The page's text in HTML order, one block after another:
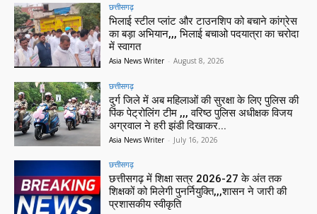
छत्तीसगढ़
भिलाई स्टील प्लांट और टाउनशिप को बचाने कांग्रेस
का बड़ा अभियान,,, भिलाई बचाओ पदयात्रा का चरोदा
में स्वागत
Asia News Writer - August 8, 2026
छत्तीसगढ़
दुर्ग जिले में अब महिलाओं की सुरक्षा के लिए पुलिस की
पिंक पेट्रोलिंग टीम ,,, वरिष्ठ पुलिस अधीक्षक विजय
अग्रवाल ने हरी झंडी दिखाकर...
Asia News Writer - July 16, 2026
छत्तीसगढ़
छत्तीसगढ़ में शिक्षा सत्र 2026-27 के अंत तक
शिक्षकों को मिलेगी पुनर्नियुक्ति,,,शासन ने जारी की
प्रशासकीय स्वीकृति